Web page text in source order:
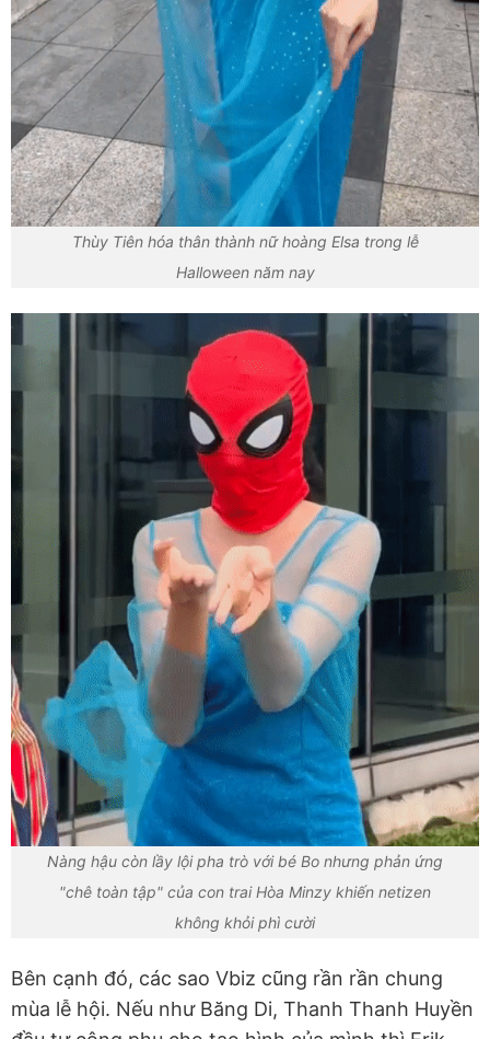
Thùy Tiên hóa thân thành nữ hoàng Elsa trong lễ
Halloween năm nay
Nàng hậu còn lầy lội pha trò với bé Bo nhưng phản ứng
"chê toàn tập" của con trai Hòa Minzy khiến netizen
không khỏi phì cười
Bên cạnh đó, các sao Vbiz cũng rần rần chung
mùa lễ hội. Nếu như Băng Di, Thanh Thanh Huyền